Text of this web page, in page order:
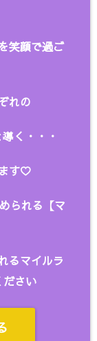
笑顔で過ご
れの
導く・・・
す♡
られる【マ
るマイルラ
ださい